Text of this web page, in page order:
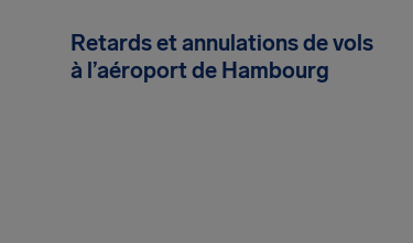
Retards et annulations de vols
à l’aéroport de Hambourg